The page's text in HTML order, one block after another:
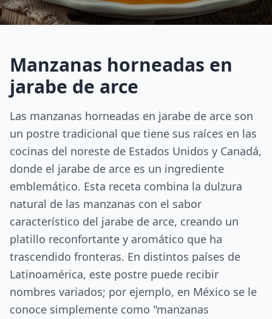
Manzanas horneadas en
jarabe de arce
Las manzanas horneadas en jarabe de arce son
un postre tradicional que tiene sus raíces en las
cocinas del noreste de Estados Unidos y Canadá,
donde el jarabe de arce es un ingrediente
emblemático. Esta receta combina la dulzura
natural de las manzanas con el sabor
característico del jarabe de arce, creando un
platillo reconfortante y aromático que ha
trascendido fronteras. En distintos países de
Latinoamérica, este postre puede recibir
nombres variados; por ejemplo, en México se le
conoce simplemente como "manzanas